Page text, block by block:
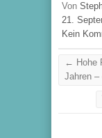
Von
21.
Kein
← Hohe
Jahren –